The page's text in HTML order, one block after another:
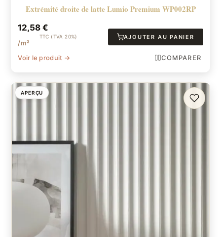
Extrémité droite de latte Lumio Premium WP002RP
12,58€
TTC (TVA 20%)
/m²
AJOUTER AU PANIER
Voir le produit → COMPARER
APERÇU